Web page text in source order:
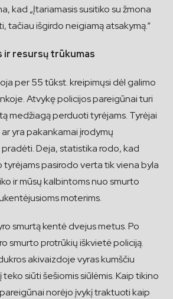
kad „Įtariamasis susitiko su žmona
tačiau išgirdo neigiamą atsakymą.“
ir resursų trūkumas
per 55 tūkst. kreipimųsi dėl galimo
Atvykę policijos pareigūnai turi
medžiagą perduoti tyrėjams. Tyrėjai
yra pakankamai įrodymų
Deja, statistika rodo, kad
pasirodo verta tik viena byla
ir mūsų kalbintoms nuo smurto
moterims.
smurtą kentė dvejus metus. Po
smurto protrūkių iškvietė policiją.
akivaizdoje vyras kumščiu
siūti šešiomis siūlėmis. Kaip tikino
norėjo įvykį traktuoti kaip